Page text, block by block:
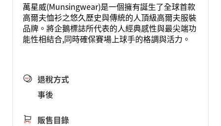
萬星威(Munsingwear)是一個擁有誕生了全球首款
高爾夫恤衫之悠久歷史與傳統的人頂級高爾夫服裝
品牌。將企鵝標誌所代表的人經典感性與最尖端功
能性相結合,同時確保賽場上球手的格調與活力。
退稅方式
事後
販售目錄